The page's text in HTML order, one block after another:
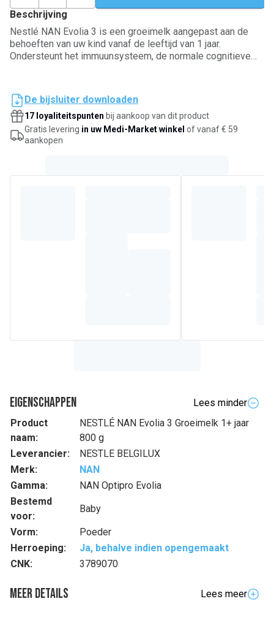
Beschrijving
Nestlé NAN Evolia 3 is een groeimelk aangepast aan de
behoeften van uw kind vanaf de leeftijd van 1 jaar.
Ondersteunt het immuunsysteem, de normale cognitieve
normale ontwikkeling van de hersenen dankzij omega-3.
Bevat 2'FL. Belangrijk: moedermelk is de ideale voeding
voor zuigeling.
De bijsluiter downloaden
17 loyaliteitspunten bij aankoop van dit product
Gratis levering in uw Medi-Market winkel of vanaf € 59
aankopen
Eigenschappen
Lees minder
Product
naam:
NESTLÉ NAN Evolia 3 Groeimelk 1+ jaar
800 g
Leverancier:
NESTLE BELGILUX
Merk:
NAN
Gamma:
NAN Optipro Evolia
Bestemd
voor:
Baby
Vorm:
Poeder
Herroeping:
Ja, behalve indien opengemaakt
CNK:
3789070
Meer details
Lees meer